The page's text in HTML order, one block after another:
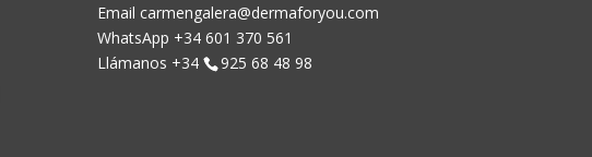
Email carmengalera@dermaforyou.com
WhatsApp +34 601 370 561
Llámanos +34
925 68 48 98